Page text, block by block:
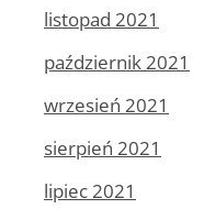
listopad 2021
październik 2021
wrzesień 2021
sierpień 2021
lipiec 2021